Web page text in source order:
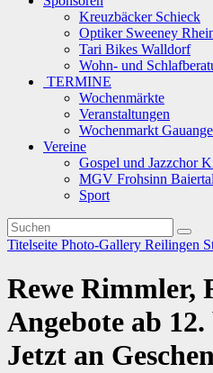
Kreuzbäcker Schieck
Optiker Sweeney
Tari Bikes Walldorf
Wohn- und
TERMINE
Wochenmärkte
Veranstaltungen
Wochenmarkt
Vereine
Gospel und Jazzchor
MGV Frohsinn Baiertal
Sport
Titelseite Photo-Gallery Reilingen
Rewe Rimmler,
Angebote ab 12.
Jetzt an